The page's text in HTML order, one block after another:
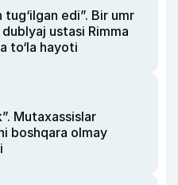
edi”. Bir umr
ustasi Rimma
to‘la hayoti
Mutaxassislar
boshqara olmay